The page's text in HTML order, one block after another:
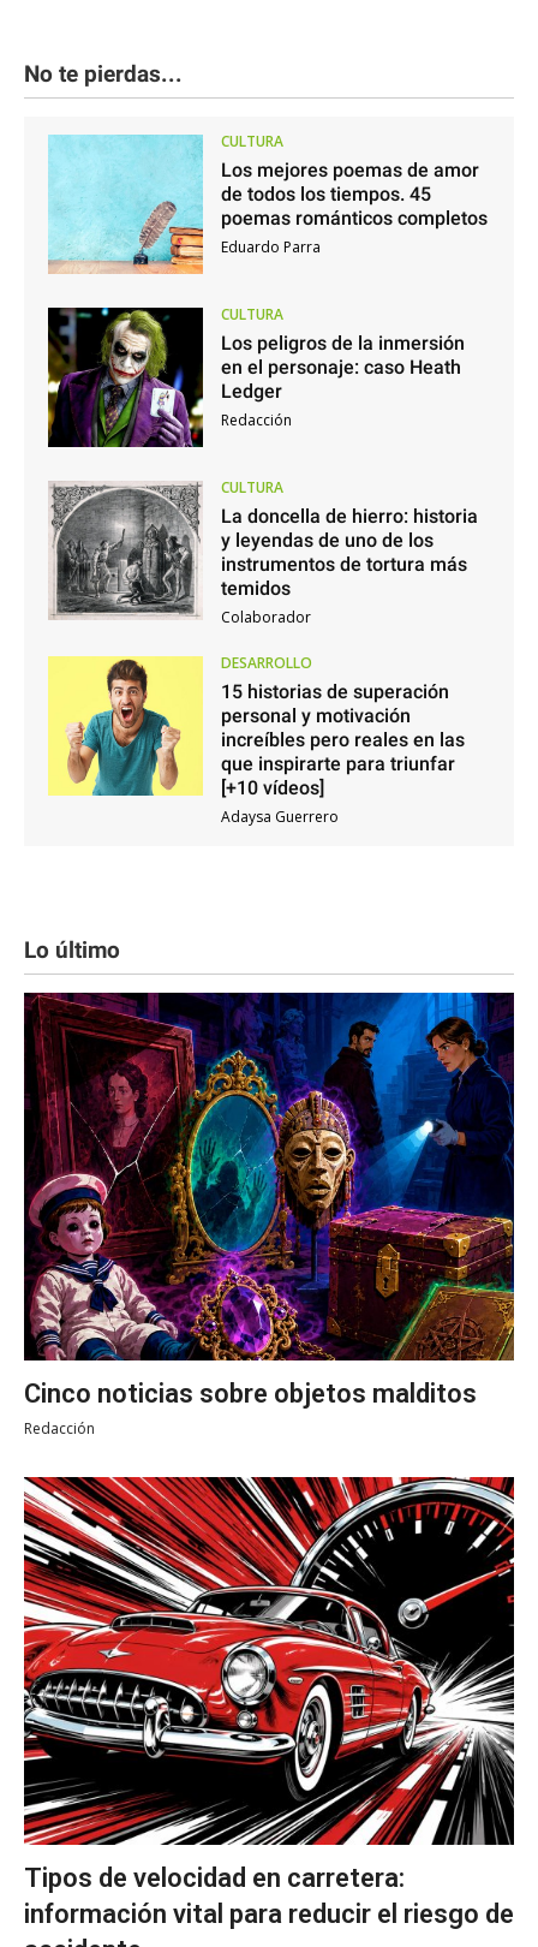
No te pierdas...
CULTURA
Los mejores poemas de amor
de todos los tiempos. 45
poemas románticos completos
Eduardo Parra
CULTURA
Los peligros de la inmersión
en el personaje: caso Heath
Ledger
Redacción
CULTURA
La doncella de hierro: historia
y leyendas de uno de los
instrumentos de tortura más
temidos
Colaborador
DESARROLLO
15 historias de superación
personal y motivación
increíbles pero reales en las
que inspirarte para triunfar
[+10 vídeos]
Adaysa Guerrero
Lo último
Cinco noticias sobre objetos malditos
Redacción
Tipos de velocidad en carretera:
información vital para reducir el riesgo de